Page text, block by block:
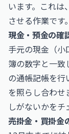
います。これ
させる作業です。
現金・預金の確
手元の現金（
簿の数字と一致
の通帳記帳を
を照らし合わせ
しがないかをチ
売掛金・買掛金